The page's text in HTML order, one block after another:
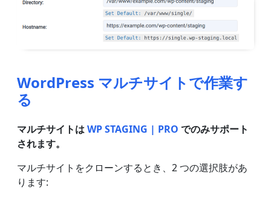
WordPress マルチサイトで作業す
る
マルチサイトはWP STAGING | PRO でのみサポート
されます。
マルチサイトをクローンするとき、2 つの選択肢があ
ります: